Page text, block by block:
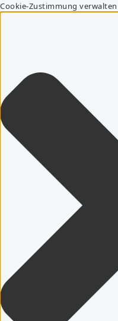
Cookie-Zustimmung verwalten